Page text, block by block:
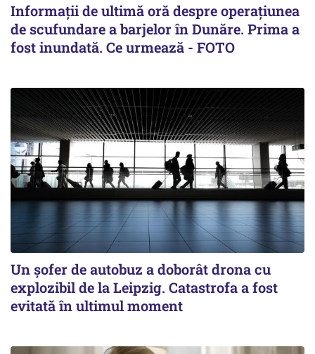
Informații de ultimă oră despre operațiunea
de scufundare a barjelor în Dunăre. Prima a
fost inundată. Ce urmează - FOTO
Un șofer de autobuz a doborât drona cu
explozibil de la Leipzig. Catastrofa a fost
evitată în ultimul moment